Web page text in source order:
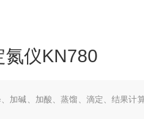
氮仪KN780
加碱、加酸、蒸馏、滴定、结果计